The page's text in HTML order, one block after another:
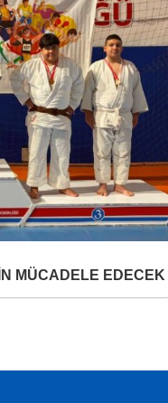
MÜCADELE EDECEK